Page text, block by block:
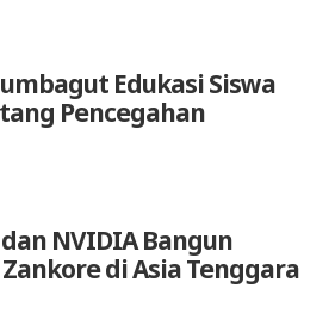
Edukasi Siswa
Pencegahan
NVIDIA Bangun
di Asia Tenggara